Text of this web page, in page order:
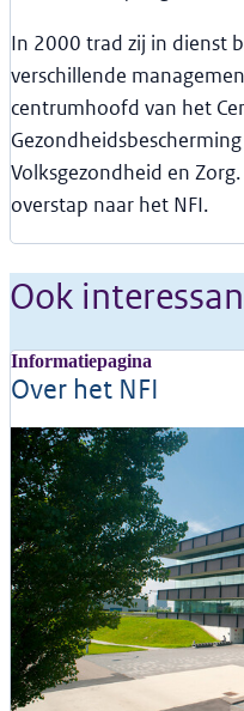
In 2000 trad zij in dienst
verschillende
centrumhoofd van het
Volksgezondheid en
overstap naar het NFI.
Ook
Informatiepagina
Over het NFI